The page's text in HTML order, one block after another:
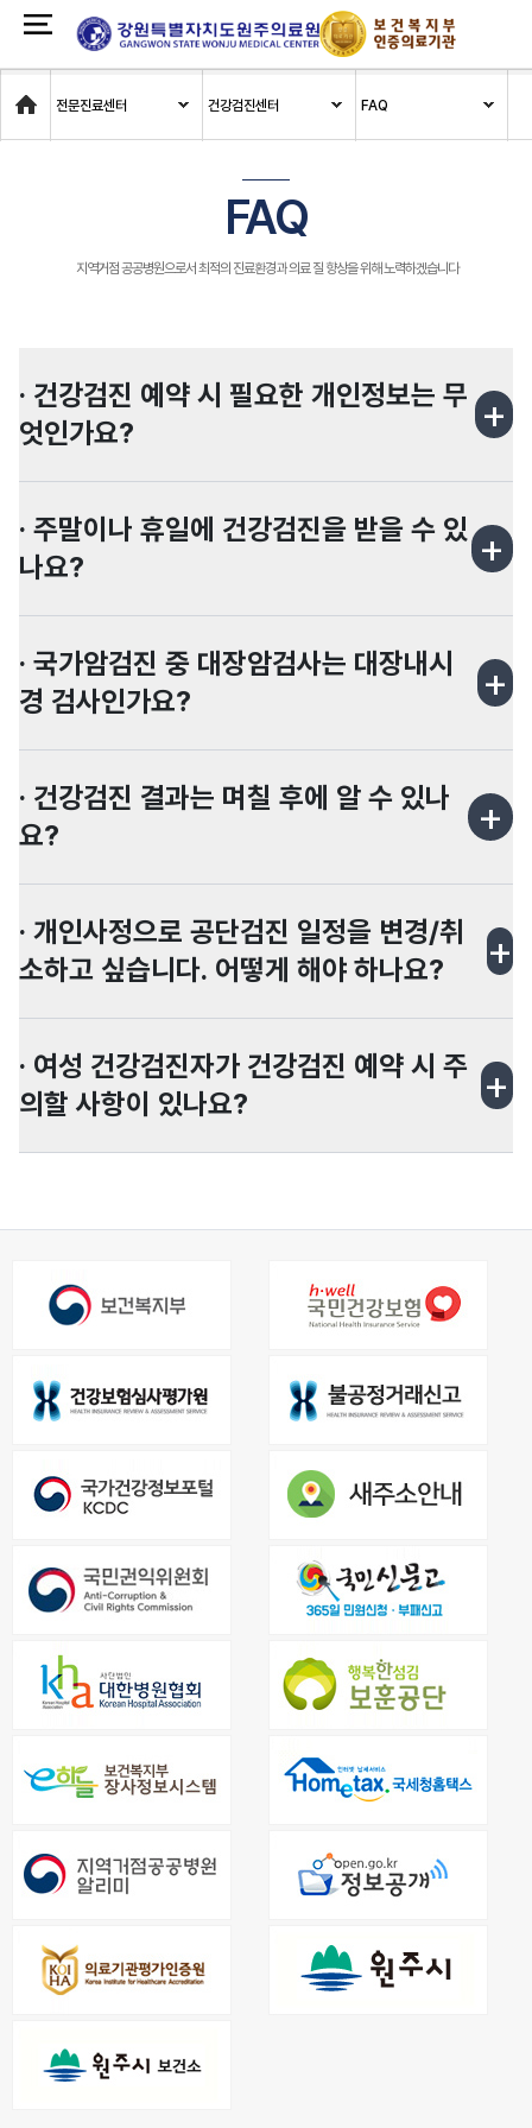
Home
전문진료센터 건강검진센터 FAQ
FAQ
지역거점 공공병원으로서 최적의 진료환경과 의료 질 향상을 위해 노력하겠습니다
· 건강검진 예약 시 필요한 개인정보는 무
엇인가요?
+
검진 받으실 분의 성함, 성별, 생년월일, 이메일,
휴대전화가 필요합니다.
· 주말이나 휴일에 건강검진을 받을 수 있
나요?
+
아니요.
건강검진(개인, 기업, 장애인, 국가검진)은 평일
17:00에만 운영합니다.
· 국가암검진 중 대장암검사는 대장내시
경 검사인가요?
+
국가에서 시행하는 대장암 검사는 분변 잠혈검사
로 먼저 시행되며, 분변 잠혈검사에서 혈액반응
· 건강검진 결과는 며칠 후에 알 수 있나
요?
+
검진결과는 2주 후 문진표에 기재된 주소로 우편
을 보내드립니다.
· 개인사정으로 공단검진 일정을 변경/취
소하고 싶습니다. 어떻게 해야 하나요?
+
예약이 확정된 검진일정은 유선으로 담당자에게
문의하셔야 합니다. 최소 검진 예약 3일전까지
· 여성 건강검진자가 건강검진 예약 시 주
의할 사항이 있나요?
+
성이 있으면 예약 전 혹은 검진 전에 미리 알려주
생리 중에 여성검진이 제한될 수 있습니다.